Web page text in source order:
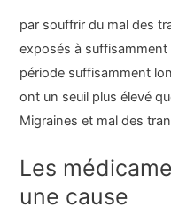
par souffrir du mal des
exposés à
période suffisamment
ont un seuil plus élevé
Migraines et mal des
Les
une cause